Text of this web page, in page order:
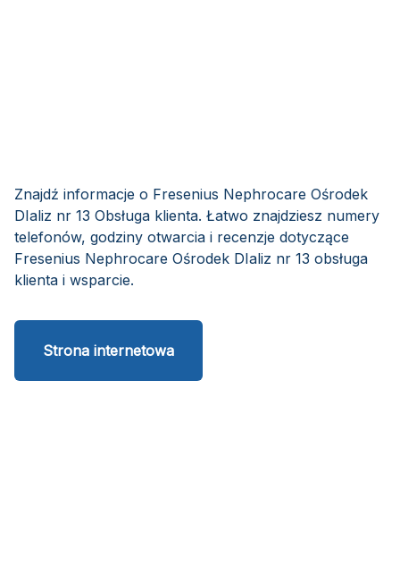
Znajdź informacje o Fresenius Nephrocare Ośrodek
DIaliz nr 13 Obsługa klienta. Łatwo znajdziesz numery
telefonów, godziny otwarcia i recenzje dotyczące
Fresenius Nephrocare Ośrodek DIaliz nr 13 obsługa
klienta i wsparcie.
Strona internetowa